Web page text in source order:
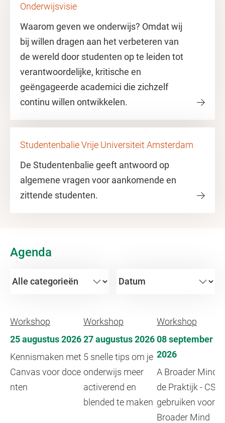
Onderwijsvisie
Waarom geven we onderwijs? Omdat wij
bij willen dragen aan het verbeteren van
de wereld door studenten op te leiden tot
verantwoordelijke, kritische en
geëngageerde academici die zichzelf
continu willen ontwikkelen.
Studentenbalie Vrije Universiteit Amsterdam
De Studentenbalie geeft antwoord op
algemene vragen voor aankomende en
zittende studenten.
Agenda
Workshop
25 augustus 2026
Kennismaken met
Canvas voor doce
nten
Workshop
27 augustus 2026
5 snelle tips om je
onderwijs meer
activerend en
blended te maken
Workshop
08 september
2026
A Broader Mind
de Praktijk - CSL
gebruiken voor A
Broader Mind